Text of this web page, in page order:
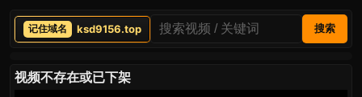
ksd9156.top 搜索
视频不存在或已下架